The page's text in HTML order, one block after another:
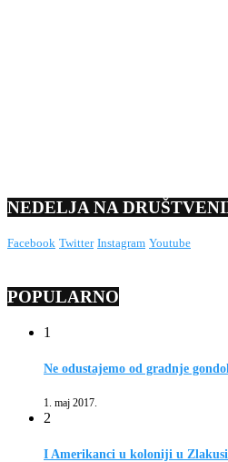
NEDELJA NA
Facebook Twitter Instagram Youtube
POPULARNO
1
Ne odustajemo od gradnje
1. maj 2017.
2
I Amerikanci u koloniji u Zlakusi